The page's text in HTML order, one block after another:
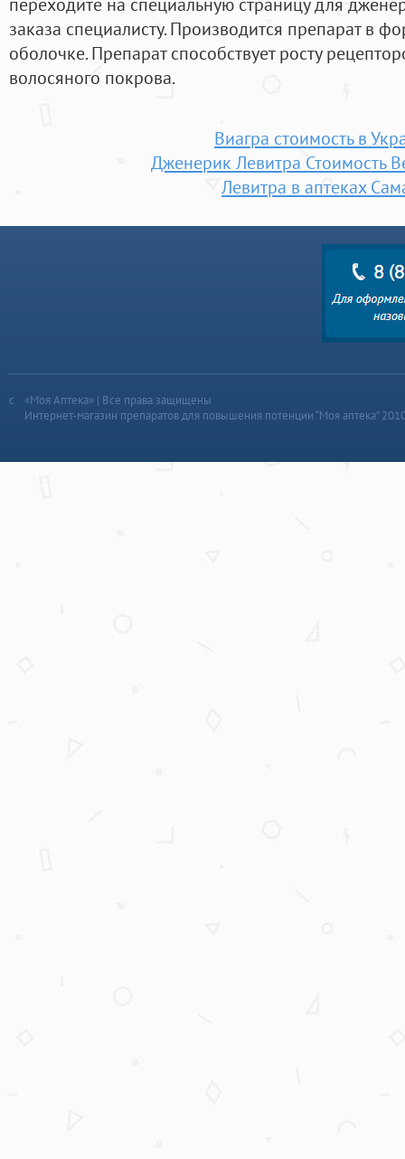
заказа специалисту. Производится препарат в
оболочке. Препарат способствует росту
волосяного покрова.
Виагра стоимость в
Дженерик Левитра Стоимость
Левитра в аптеках
«Моя Аптека» | Все права защищены
Интернет-магазин препаратов для повышения потенции “Моя аптека”